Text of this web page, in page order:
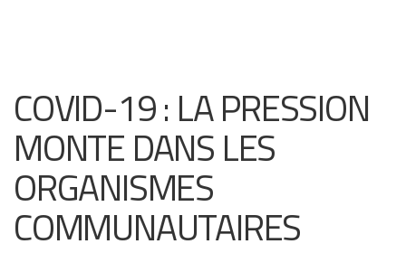
COVID-19 : LA PRESSION
MONTE DANS LES
ORGANISMES
COMMUNAUTAIRES